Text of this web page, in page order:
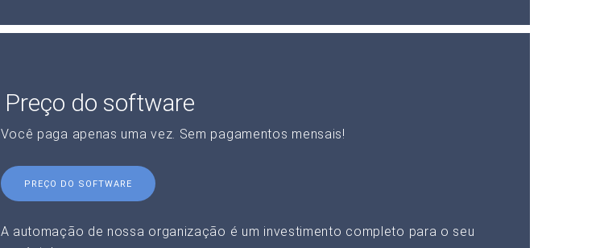
Preço do software
Você paga apenas uma vez. Sem pagamentos mensais!
PREÇO DO SOFTWARE
A automação de nossa organização é um investimento completo para o seu